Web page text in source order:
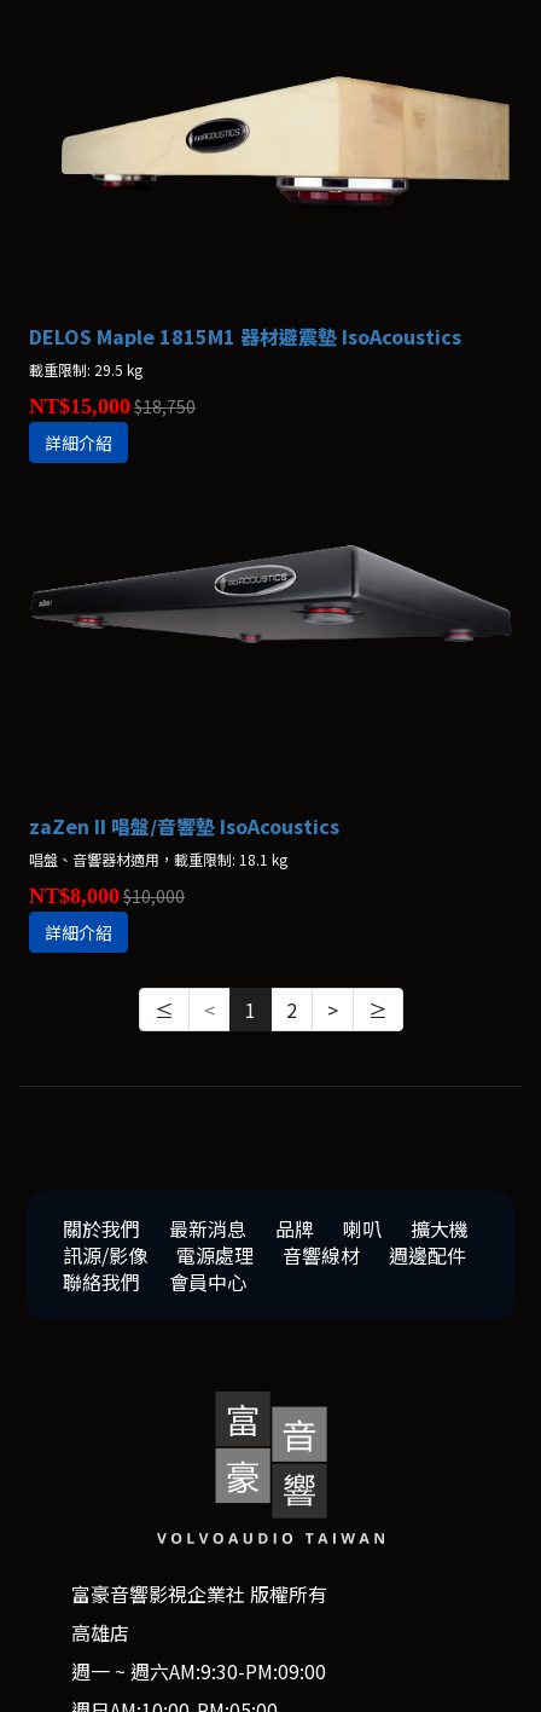
DELOS Maple 1815M1 器材避震墊 IsoAcoustics
載重限制: 29.5 kg
NT$15,000$18,750
詳細介紹
zaZen II 唱盤/音響墊 IsoAcoustics
唱盤、音響器材適用，載重限制: 18.1 kg
NT$8,000$10,000
詳細介紹
≤ < 1 2 > ≥
關於我們 最新消息 品牌 喇叭
擴大機
訊源/影像
電源處理 音響線材
週邊配件
聯絡我們
會員中心
富豪音響影視企業社 版權所有
高雄店
週一 ~ 週六AM:9:30-PM:09:00